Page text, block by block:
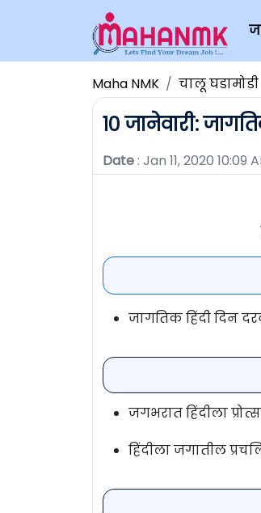
Maha NMK चालू घडामोडी
१० जानेवारी:
Date: Jan 11, 2020 10:09
जागतिक हिंदी दिन
जगभरात हिंदीला
हिंदीला जगातील